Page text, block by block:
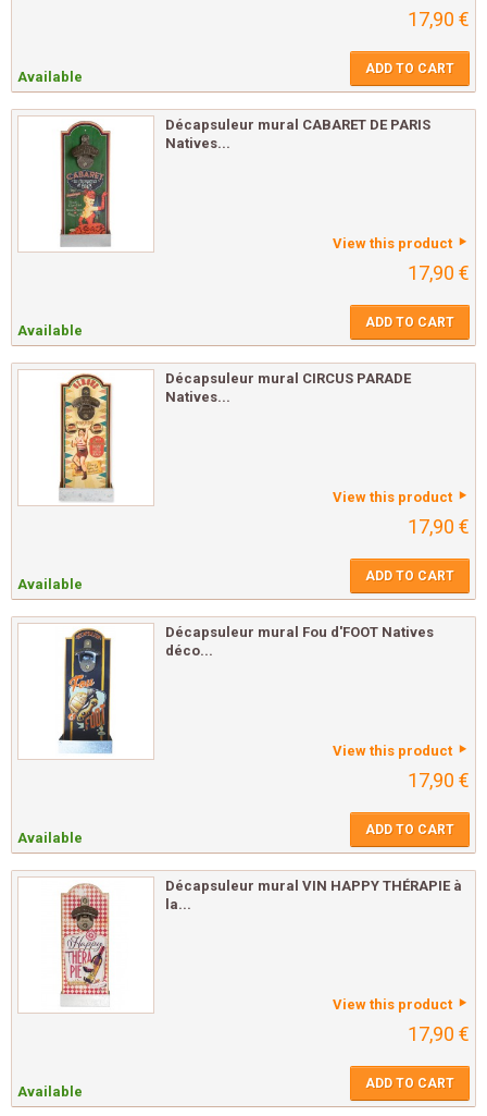
17,90 €
Available ADD TO CART
Décapsuleur mural CABARET DE PARIS
Natives...
View this product
17,90 €
Available ADD TO CART
Décapsuleur mural CIRCUS PARADE
Natives...
View this product
17,90 €
Available ADD TO CART
Décapsuleur mural Fou d'FOOT Natives
déco...
View this product
17,90 €
Available ADD TO CART
Décapsuleur mural VIN HAPPY THÉRAPIE à
la...
View this product
17,90 €
Available ADD TO CART